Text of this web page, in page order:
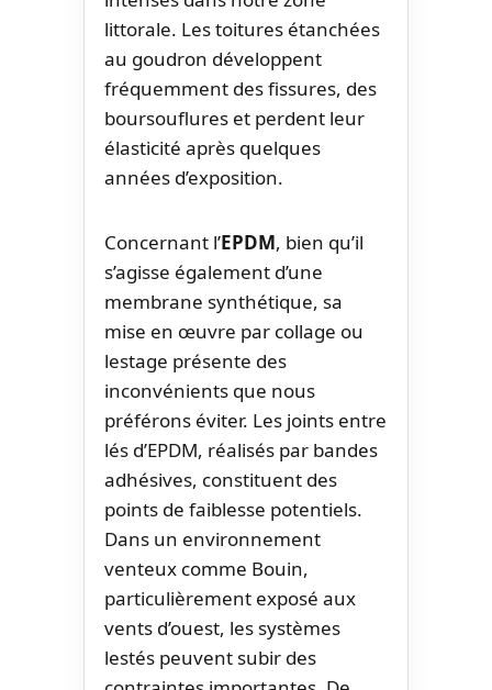
littorale. Les toitures étanchées
au goudron développent
fréquemment des fissures, des
boursouflures et perdent leur
élasticité après quelques
années d’exposition.
Concernant l’EPDM, bien qu’il
s’agisse également d’une
membrane synthétique, sa
mise en œuvre par collage ou
lestage présente des
inconvénients que nous
préférons éviter. Les joints entre
lés d’EPDM, réalisés par bandes
adhésives, constituent des
points de faiblesse potentiels.
Dans un environnement
venteux comme Bouin,
particulièrement exposé aux
vents d’ouest, les systèmes
lestés peuvent subir des